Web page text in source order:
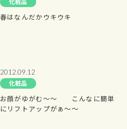
春はなんだかウキウキ
2012.09.12
化粧品
お顔がゆがむ～～ こんなに簡単
にリフトアップがぁ～～